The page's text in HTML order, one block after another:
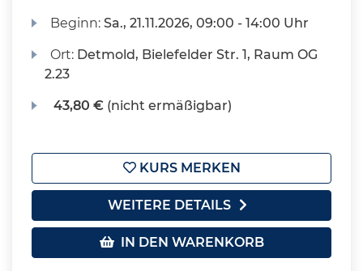
Beginn:Sa., 21.11.2026, 09:00 - 14:00 Uhr
Ort: Detmold, Bielefelder Str. 1, Raum OG
2.23
43,80 € (nicht ermäßigbar)
KURS MERKEN
WEITERE DETAILS
IN DEN WARENKORB